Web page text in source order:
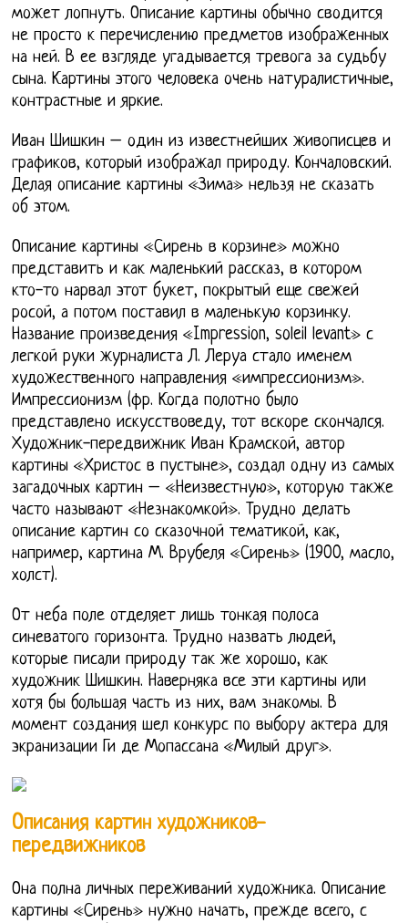
может лопнуть. Описание картины обычно сводится
не просто к перечислению предметов изображенных
на ней. В ее взгляде угадывается тревога за судьбу
сына. Картины этого человека очень натуралистичные,
контрастные и яркие.
Иван Шишкин – один из известнейших живописцев и
графиков, который изображал природу. Кончаловский.
Делая описание картины «Зима» нельзя не сказать
об этом.
Описание картины «Сирень в корзине» можно
представить и как маленький рассказ, в котором
кто-то нарвал этот букет, покрытый еще свежей
росой, а потом поставил в маленькую корзинку.
Название произведения «Impression, soleil levant» с
легкой руки журналиста Л. Леруа стало именем
художественного направления «импрессионизм».
Импрессионизм (фр. Когда полотно было
представлено искусствоведу, тот вскоре скончался.
Художник-передвижник Иван Крамской, автор
картины «Христос в пустыне», создал одну из самых
загадочных картин – «Неизвестную», которую также
часто называют «Незнакомкой». Трудно делать
описание картин со сказочной тематикой, как,
например, картина М. Врубеля «Сирень» (1900, масло,
холст).
От неба поле отделяет лишь тонкая полоса
синеватого горизонта. Трудно назвать людей,
которые писали природу так же хорошо, как
художник Шишкин. Наверняка все эти картины или
хотя бы большая часть из них, вам знакомы. В
момент создания шел конкурс по выбору актера для
экранизации Ги де Мопассана «Милый друг».
Описания картин художников-
передвижников
Она полна личных переживаний художника. Описание
картины «Сирень» нужно начать, прежде всего, с